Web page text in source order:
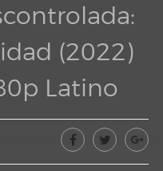
(2022)
Latino